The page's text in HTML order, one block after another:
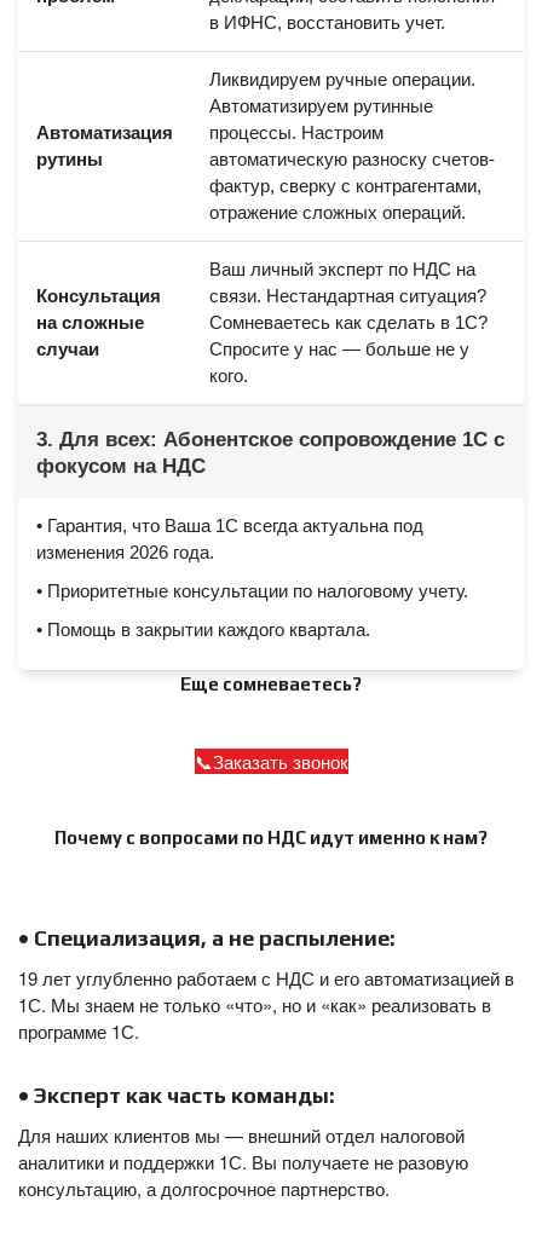
в ИФНС, восстановить учет.
Автоматизация
рутины
Ликвидируем ручные операции.
Автоматизируем рутинные
процессы. Настроим
автоматическую разноску счетов-
фактур, сверку с контрагентами,
отражение сложных операций.
Консультация
на сложные
случаи
Ваш личный эксперт по НДС на
связи. Нестандартная ситуация?
Сомневаетесь как сделать в 1С?
Спросите у нас — больше не у
кого.
3. Для всех: Абонентское сопровождение 1С с
фокусом на НДС
• Гарантия, что Ваша 1С всегда актуальна под
изменения 2026 года.
• Приоритетные консультации по налоговому учету.
• Помощь в закрытии каждого квартала.
Еще сомневаетесь?
Заказать звонок
Почему с вопросами по НДС идут именно к нам?
• Специализация, а не распыление:
19 лет углубленно работаем с НДС и его автоматизацией в
1С. Мы знаем не только «что», но и «как» реализовать в
программе 1С.
• Эксперт как часть команды:
Для наших клиентов мы — внешний отдел налоговой
аналитики и поддержки 1С. Вы получаете не разовую
консультацию, а долгосрочное партнерство.